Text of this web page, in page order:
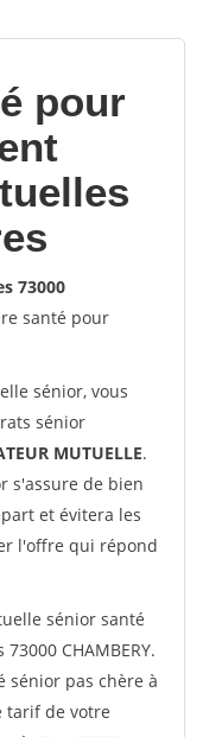
pour
73000
santé pour
sénior, vous
sénior
MUTUELLE.
s'assure de bien
et évitera les
l'offre qui répond
sénior santé
CHAMBERY.
sénior pas chère à
tarif de votre